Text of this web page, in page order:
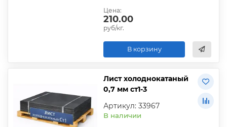
Цена:
210.00
руб/кг.
В корзину
Лист холоднокатаный
0,7 мм ст1-3
Артикул: 33967
В наличии